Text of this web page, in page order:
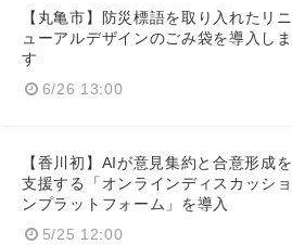
【丸亀市】防災標語を取り入れたリニ
ューアルデザインのごみ袋を導入しま
す
6/26 13:00
【香川初】AIが意見集約と合意形成を
支援する「オンラインディスカッショ
ンプラットフォーム」を導入
5/25 12:00